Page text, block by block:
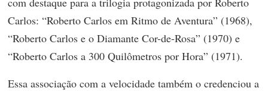
Carlos: “Roberto Carlos em Ritmo de Aventura” (1968),
“Roberto Carlos e o Diamante Cor-de-Rosa” (1970) e
“Roberto Carlos a 300 Quilômetros por Hora” (1971).
Essa associação com a velocidade também o credenciou a